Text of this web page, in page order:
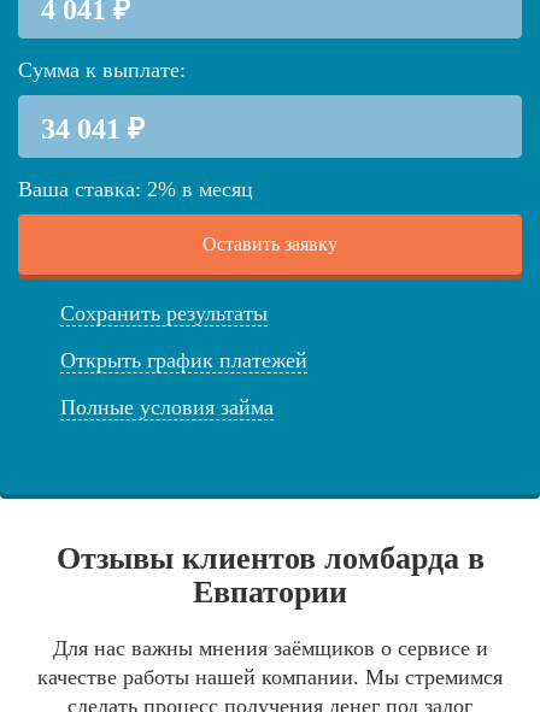
Сумма к выплате:
Ваша ставка: 2% в месяц
Оставить заявку
Сохранить результаты
Открыть график платежей
Полные условия займа
Отзывы клиентов ломбарда в
Евпатории
Для нас важны мнения заёмщиков о сервисе и
качестве работы нашей компании. Мы стремимся
сделать процесс получения денег под залог